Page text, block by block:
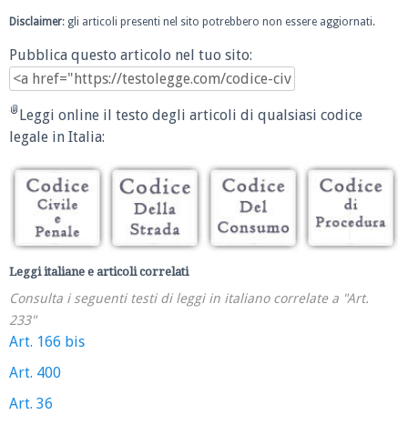
Disclaimer: gli articoli presenti nel sito potrebbero non essere aggiornati.
Pubblica questo articolo nel tuo sito:
Leggi online il testo degli articoli di qualsiasi codice
legale in Italia:
Leggi italiane e articoli correlati
Consulta i seguenti testi di leggi in italiano correlate a "Art.
233"
Art. 166 bis
Art. 400
Art. 36